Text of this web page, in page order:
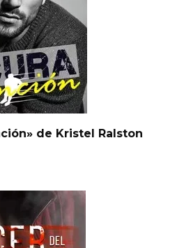
de Kristel Ralston